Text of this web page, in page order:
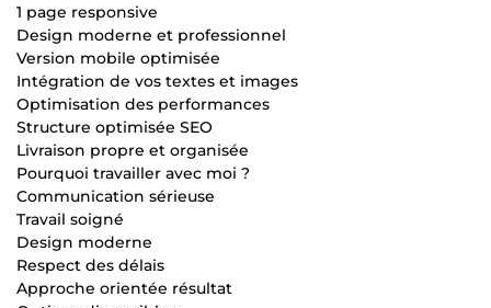
1 page responsive
Design moderne et professionnel
Version mobile optimisée
Intégration de vos textes et images
Optimisation des performances
Structure optimisée SEO
Livraison propre et organisée
Pourquoi travailler avec moi ?
Communication sérieuse
Travail soigné
Design moderne
Respect des délais
Approche orientée résultat